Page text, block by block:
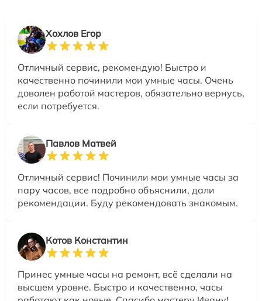
Хохлов Егор
Отличный сервис, рекомендую! Быстро и
качественно починили мои умные часы. Очень
доволен работой мастеров, обязательно вернусь,
если потребуется.
Павлов Матвей
Отличный сервис! Починили мои умные часы за
пару часов, все подробно объяснили, дали
рекомендации. Буду рекомендовать знакомым.
Котов Константин
Принес умные часы на ремонт, всё сделали на
высшем уровне. Быстро и качественно, часы